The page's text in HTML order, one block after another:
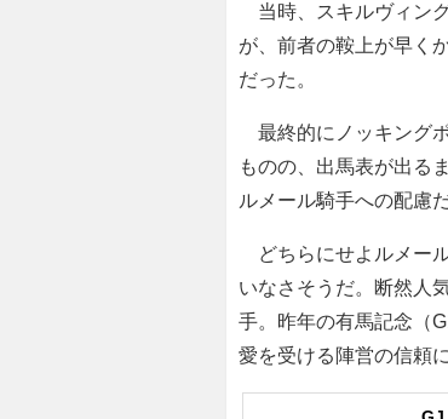
当時、スキルヴィン
が、前者の鞍上が早く
だった。
最終的にノッキング
ものの、出馬表が出る
ルメール騎手への配慮
どちらにせよルメー
いなさそうだ。断然人
手。昨年の有馬記念（
愛を受ける陣営の信頼